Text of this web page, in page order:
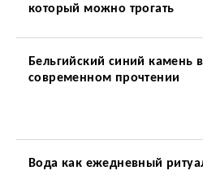
который можно трогать
Бельгийский синий камень в
современном прочтении
Вода как ежедневный